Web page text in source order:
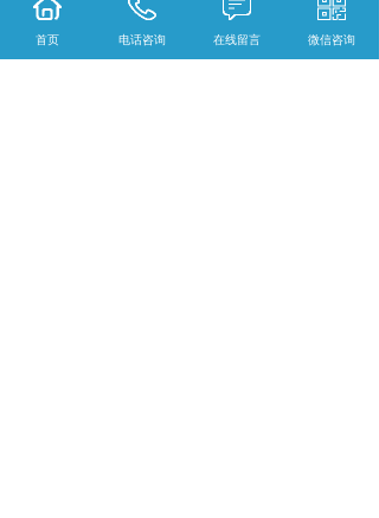
同。
3、配备电抗器专门测试台，分别将工频电流、
首页 电话咨询 在线留言 微信咨询